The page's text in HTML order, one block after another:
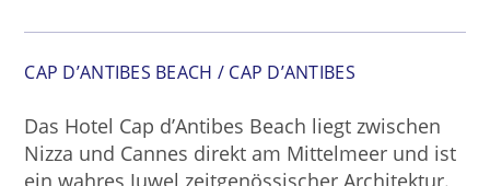
CAP D’ANTIBES BEACH / CAP D’ANTIBES
Das Hotel Cap d’Antibes Beach liegt zwischen
Nizza und Cannes direkt am Mittelmeer und ist
ein wahres Juwel zeitgenössischer Architektur.